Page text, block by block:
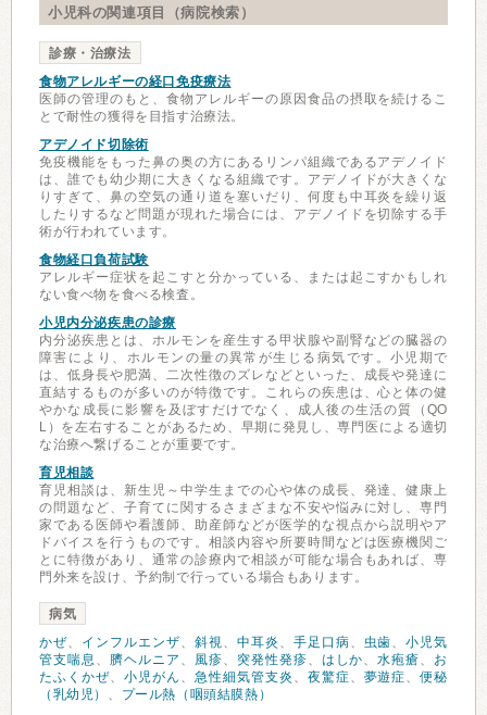
小児科の関連項目（病院検索）
診療・治療法
食物アレルギーの経口免疫療法
医師の管理のもと、食物アレルギーの原因食品の摂取を続けるこ
とで耐性の獲得を目指す治療法。
アデノイド切除術
免疫機能をもった鼻の奥の方にあるリンパ組織であるアデノイド
は、誰でも幼少期に大きくなる組織です。アデノイドが大きくな
りすぎて、鼻の空気の通り道を塞いだり、何度も中耳炎を繰り返
したりするなど問題が現れた場合には、アデノイドを切除する手
術が行われています。
食物経口負荷試験
アレルギー症状を起こすと分かっている、または起こすかもしれ
ない食べ物を食べる検査。
小児内分泌疾患の診療
内分泌疾患とは、ホルモンを産生する甲状腺や副腎などの臓器の
障害により、ホルモンの量の異常が生じる病気です。小児期で
は、低身長や肥満、二次性徴のズレなどといった、成長や発達に
直結するものが多いのが特徴です。これらの疾患は、心と体の健
やかな成長に影響を及ぼすだけでなく、成人後の生活の質（QO
L）を左右することがあるため、早期に発見し、専門医による適切
な治療へ繋げることが重要です。
育児相談
育児相談は、新生児～中学生までの心や体の成長、発達、健康上
の問題など、子育てに関するさまざまな不安や悩みに対し、専門
家である医師や看護師、助産師などが医学的な視点から説明やア
ドバイスを行うものです。相談内容や所要時間などは医療機関ご
とに特徴があり、通常の診療内で相談が可能な場合もあれば、専
門外来を設け、予約制で行っている場合もあります。
病気
かぜ、 インフルエンザ、 斜視、 中耳炎 、 手足口病、 虫歯、小児気
管支喘息 、 臍ヘルニア 、 風疹、 突発性発疹、 はしか、水疱瘡、 お
たふくかぜ、 小児がん 、 急性細気管支炎 、 夜驚症、 夢遊症、便秘
（乳幼児） 、 プール熱（咽頭結膜熱）